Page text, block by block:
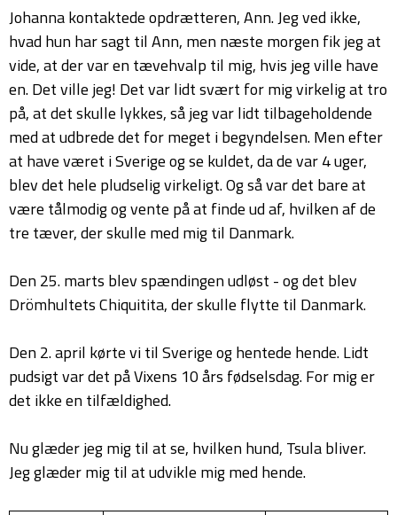
Johanna kontaktede opdrætteren, Ann. Jeg ved ikke,
hvad hun har sagt til Ann, men næste morgen fik jeg at
vide, at der var en tævehvalp til mig, hvis jeg ville have
en. Det ville jeg! Det var lidt svært for mig virkelig at tro
på, at det skulle lykkes, så jeg var lidt tilbageholdende
med at udbrede det for meget i begyndelsen. Men efter
at have været i Sverige og se kuldet, da de var 4 uger,
blev det hele pludselig virkeligt. Og så var det bare at
være tålmodig og vente på at finde ud af, hvilken af de
tre tæver, der skulle med mig til Danmark.
Den 25. marts blev spændingen udløst - og det blev
Drömhultets Chiquitita, der skulle flytte til Danmark.
Den 2. april kørte vi til Sverige og hentede hende. Lidt
pudsigt var det på Vixens 10 års fødselsdag. For mig er
det ikke en tilfældighed.
Nu glæder jeg mig til at se, hvilken hund, Tsula bliver.
Jeg glæder mig til at udvikle mig med hende.